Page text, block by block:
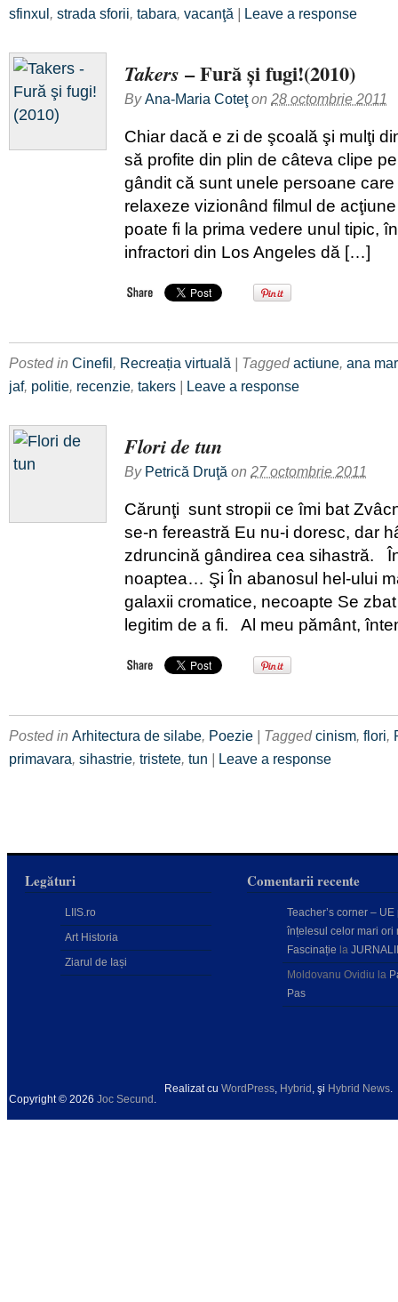
sfinxul, strada sforii, tabara, vacanţă | Leave a response
Takers – Fură şi fugi!(2010)
ByAna-Maria Coteţon 28 octombrie 2011
Chiar dacă e zi de şcoală şi mulţi
să profite din plin de câteva clipe
gândit că sunt unele persoane
relaxeze vizionând filmul de
poate fi la prima vedere unul tipic,
infractori din Los Angeles dă […]
Posted in Cinefil, Recreația virtuală | Taggedactiune, ana
jaf, politie, recenzie, takers | Leave a response
Flori de tun
By Petrică Druţă on 27 octombrie 2011
Cărunţi sunt stropii ce îmi bat
se-n fereastră Eu nu-i doresc, dar
zdruncină gândirea cea sihastră.
noaptea… Şi În abanosul hel-ului
galaxii cromatice, necoapte Se
legitim de a fi. Al meu pământ,
Posted in Arhitectura de silabe, Poezie | Taggedcinism, flori,
primavara, sihastrie, tristete, tun | Leave a response
Legături
LIIS.ro
Art Historia
Ziarul de Iași
Comentarii recente
Teacher’s corner – UE
înțelesul celor mari ori
Fascinație la
Moldovanu Ovidiu la
Pas
Copyright © 2026 Joc Secund
Realizat cu WordPress Hybrid , şi Hybrid News